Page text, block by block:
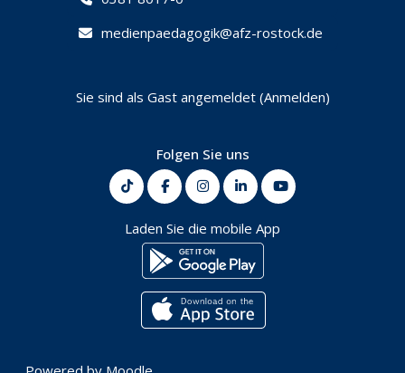
medienpaedagogik@afz-rostock.de
Sie sind als Gast angemeldet (Anmelden)
Folgen Sie uns
Laden Sie die mobile App